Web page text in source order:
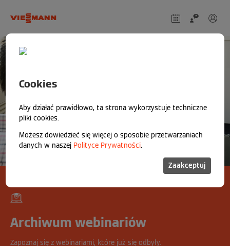
Cookies
Aby działać prawidłowo, ta strona wykorzystuje techniczne
pliki cookies.
Możesz dowiedzieć się więcej o sposobie przetwarzaniach
danych w naszej Polityce Prywatności.
Zaakceptuj
Archiwum webinariów
Zapoznaj się z webinariami, które już się odbyły.